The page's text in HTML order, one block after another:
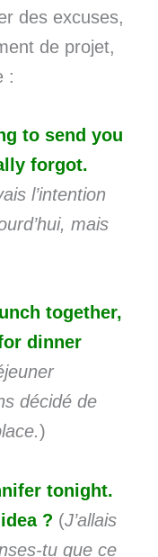
des excuses,
de projet,
:
to send you
forgot.
l’intention
mais
together,
dinner
décidé de
)
tonight.
? (J’allais
tu que ce